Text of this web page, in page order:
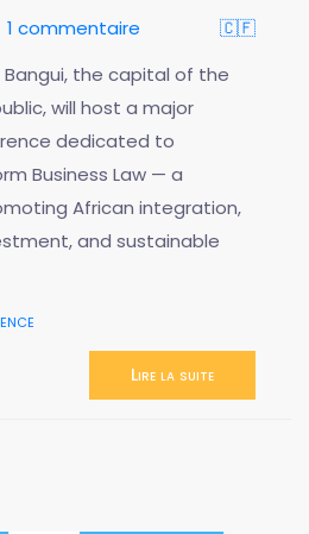
1 commentaire
🇨🇫
Bangui, the capital of the
will host a major
dedicated to
Business Law — a
African integration,
and sustainable
Lire la suite